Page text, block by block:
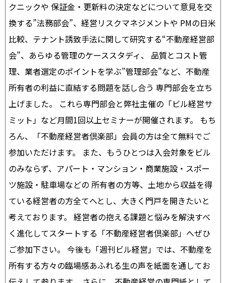
クニックや 保証金・更新料の決定などについて意見を交
換する”法務部会”、経営リスクマネジメントや PMの日米
比較、テナント誘致手法に関して研究する“不動産経営部
会”、あらゆる管理のケーススタディ、 品質とコスト管
理、業者選定のポイントを学ぶ”管理部会”など、不動産
所有者の利益に直結する問題を話し合う 専門部会を立ち
上げました。 これら専門部会と弊社主催の「ビル経営サ
ミット」など月間1回以上セミナーが開催されます。 もち
ろん、「不動産経営者倶楽部」会員の方は全て無料でご
参加いただけます。 また、もうひとつは入会対象をビル
のみならず、アパート・マンション・商業施設・スポー
ツ施設・駐車場などの 所有者の方等、土地から収益を得
ている経営者の方全てへとし、大きく門戸を開きたいと
考えております。 経営者の抱える課題と悩みを解決すべ
く進化してスタートする「不動産経営者倶楽部」へぜひ
ご参加下さい。 今後も「週刊ビル経営」では、不動産を
所有する方々の臨場感あふれる生の声を紙面を通してお